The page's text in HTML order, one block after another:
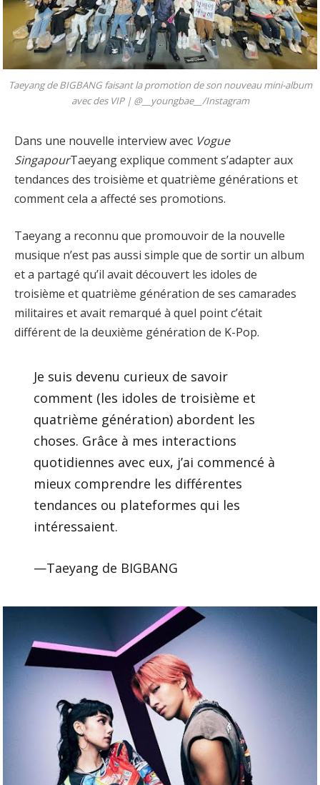
Taeyang de BIGBANG faisant la promotion de son nouveau mini-album
avec des VIP | @__youngbae__/Instagram
Dans une nouvelle interview avec Vogue
SingapourTaeyang explique comment s’adapter aux
tendances des troisième et quatrième générations et
comment cela a affecté ses promotions.
Taeyang a reconnu que promouvoir de la nouvelle
musique n’est pas aussi simple que de sortir un album
et a partagé qu’il avait découvert les idoles de
troisième et quatrième génération de ses camarades
militaires et avait remarqué à quel point c’était
différent de la deuxième génération de K-Pop.
Je suis devenu curieux de savoir
comment (les idoles de troisième et
quatrième génération) abordent les
choses. Grâce à mes interactions
quotidiennes avec eux, j’ai commencé à
mieux comprendre les différentes
tendances ou plateformes qui les
intéressaient.
—Taeyang de BIGBANG